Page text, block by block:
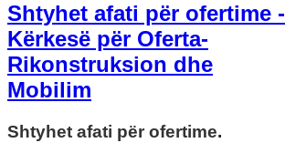
Shtyhet afati për ofertime -
Kërkesë për Oferta-
Rikonstruksion dhe
Mobilim
Shtyhet afati për ofertime.